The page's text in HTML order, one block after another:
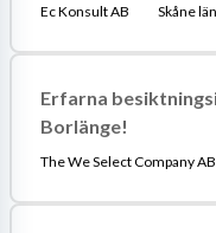
Ec Konsult AB Skåne län
Erfarna
Borlänge!
The We Select Company AB